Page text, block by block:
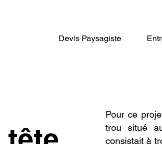
Devis Paysagiste
Pour ce
trou situé
consistait à